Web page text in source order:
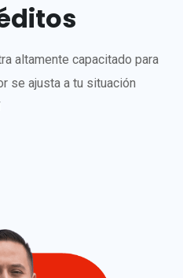
altamente capacitado para
se ajusta a tu situación